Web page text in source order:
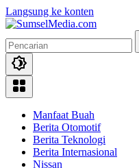
Langsung ke konten
Manfaat Buah
Berita Otomotif
Berita Teknologi
Berita Internasional
Nissan